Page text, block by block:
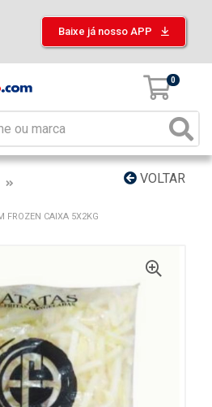
Baixe já nosso APP
0
VOLTAR
FROZEN CAIXA 5X2KG